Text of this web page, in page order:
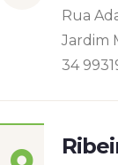
Rua
Jardim
34